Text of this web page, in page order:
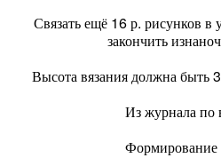
Связать ещё 16 р. рисунков в
закончить
Высота вязания должна быть
Из журнала по